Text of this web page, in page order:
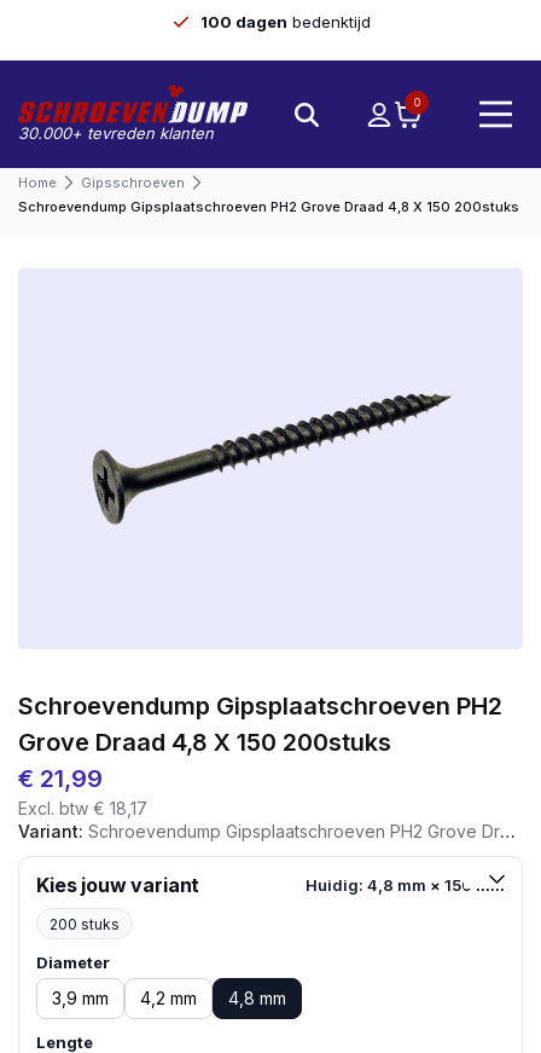
100 dagen bedenktijd
30.000+ tevreden klanten
0
Home
Gipsschroeven
Schroevendump Gipsplaatschroeven PH2 Grove Draad 4,8 X 150 200stuks
Schroevendump Gipsplaatschroeven PH2
Grove Draad 4,8 X 150 200stuks
€ 21,99
Excl. btw € 18,17
Variant: Schroevendump Gipsplaatschroeven PH2 Grove Draad 4,8 X 150 200stuks
Kies jouw variant Huidig: 4,8 mm × 150 mm
200 stuks
Diameter
3,9 mm 4,2 mm 4,8 mm
Lengte